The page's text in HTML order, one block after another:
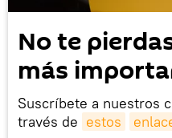
No te
más
Suscríbete a nuestros
través de estos